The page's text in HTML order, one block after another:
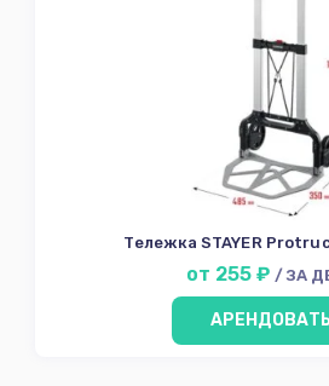
Тележка STAYER
от 255 ₽ / ЗА